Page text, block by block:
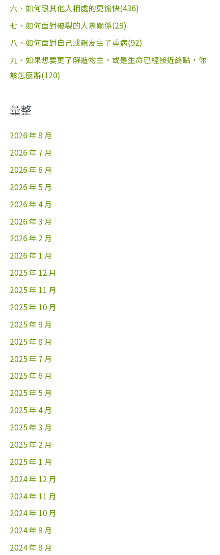
六、如何跟其他人相處的更愉快(436)
七、如何面對破裂的人際關係(29)
八、如何面對自己或親友生了重病(92)
九、如果想要更了解造物主，或是生命已經接近終點，你
該怎麼辦(120)
彙整
2026 年 8 月
2026 年 7 月
2026 年 6 月
2026 年 5 月
2026 年 4 月
2026 年 3 月
2026 年 2 月
2026 年 1 月
2025 年 12 月
2025 年 11 月
2025 年 10 月
2025 年 9 月
2025 年 8 月
2025 年 7 月
2025 年 6 月
2025 年 5 月
2025 年 4 月
2025 年 3 月
2025 年 2 月
2025 年 1 月
2024 年 12 月
2024 年 11 月
2024 年 10 月
2024 年 9 月
2024 年 8 月